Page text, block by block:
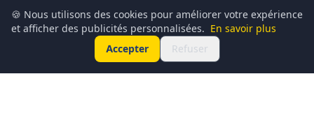
🍪 Nous utilisons des cookies pour améliorer votre expérience
et afficher des publicités personnalisées. En savoir plus
Accepter
Refuser